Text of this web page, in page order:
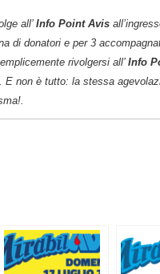
all’ Info Point Avis
di donatori e per 3
rivolgersi all’Info
E non è tutto: la stessa